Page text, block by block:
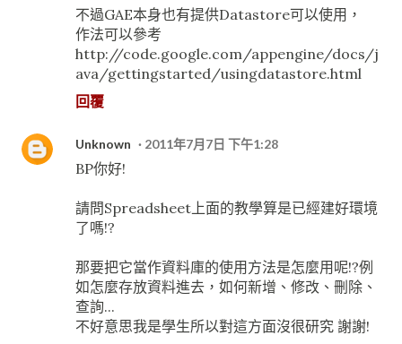
不過GAE本身也有提供Datastore可以使用，
作法可以參考
http://code.google.com/appengine/docs/j
ava/gettingstarted/usingdatastore.html
回覆
Unknown 2011年7月7日 下午1:28
BP你好!
請問Spreadsheet上面的教學算是已經建好環境
了嗎!?
那要把它當作資料庫的使用方法是怎麼用呢!?例
如怎麼存放資料進去，如何新增、修改、刪除、
查詢...
不好意思我是學生所以對這方面沒很研究 謝謝!